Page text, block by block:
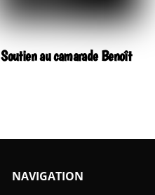
au camarade Benoît
NAVIGATION